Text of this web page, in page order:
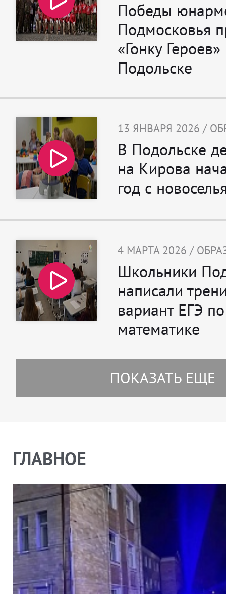
Победы
Подмосковья
«Гонку Героев»
Подольске
13 ЯНВАРЯ 2026 /
В Подольске
на Кирова
год с
4 МАРТА 2026 /
Школьники
написали
вариант ЕГЭ по
математике
ПОКАЗАТЬ ЕЩЕ
ГЛАВНОЕ